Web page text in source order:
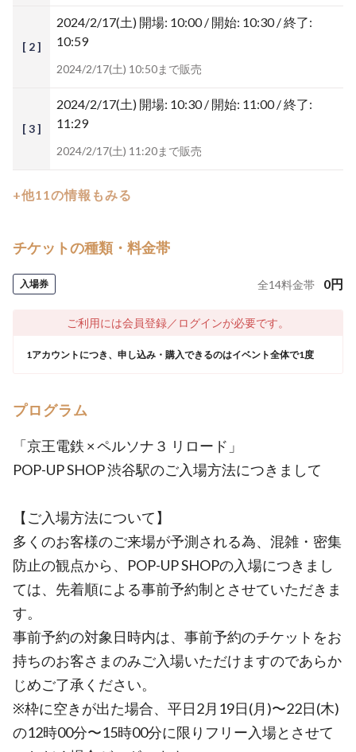
[ 2 ]
2024/2/17(土) 開場: 10:00 / 開始: 10:30 / 終了:
10:59
2024/2/17(土) 10:50まで販売
[ 3 ]
2024/2/17(土) 開場: 10:30 / 開始: 11:00 / 終了:
11:29
2024/2/17(土) 11:20まで販売
+他11の情報もみる
チケットの種類・料金帯
入場券 全14料金帯 0円
ご利用には会員登録／ログインが必要です。
1アカウントにつき、申し込み・購入できるのはイベント全体で1度
プログラム
「京王電鉄 × ペルソナ３ リロード」
POP-UP SHOP 渋谷駅のご入場方法につきまして
【ご入場方法について】
多くのお客様のご来場が予測される為、混雑・密集
防止の観点から、POP-UP SHOPの入場につきまし
ては、先着順による事前予約制とさせていただきま
す。
事前予約の対象日時内は、事前予約のチケットをお
持ちのお客さまのみご入場いただけますのであらか
じめご了承ください。
※枠に空きが出た場合、平日2月19日(月)〜22日(木)
の12時00分〜15時00分に限りフリー入場とさせて